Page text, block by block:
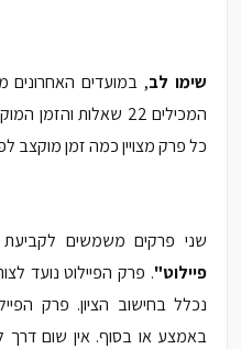
שימו לב, במועדים האחרונים
כל פרק מצויין כמה זמן מוקצב
שני פרקים משמשים
פיילוט". פרק הפיילוט נועד
נכלל בחישוב הציון. פרק
באמצע או בסוף. אין שום דרך